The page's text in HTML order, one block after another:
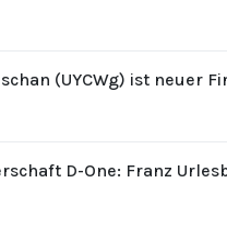
(UYCWg) ist neuer
D-One: Franz